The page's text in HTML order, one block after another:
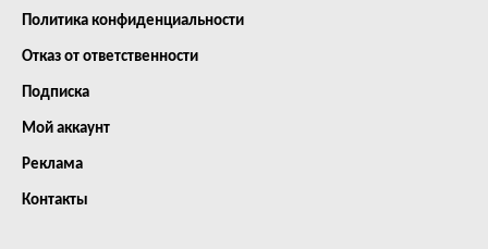
Политика конфиденциальности
Отказ от ответственности
Подписка
Мой аккаунт
Реклама
Контакты